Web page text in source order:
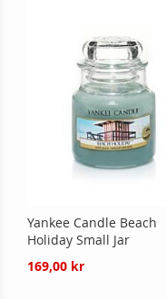
Yankee Candle Beach
Holiday Small Jar
169,00 kr